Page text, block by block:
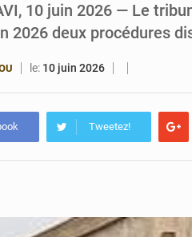
10 juin 2026 — Le
2026 deux procédures
le: 10 juin 2026
Tweetez!